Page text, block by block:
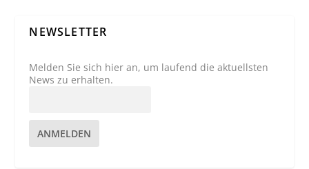
NEWSLETTER
Melden Sie sich hier an, um laufend die aktuellsten
News zu erhalten.
ANMELDEN